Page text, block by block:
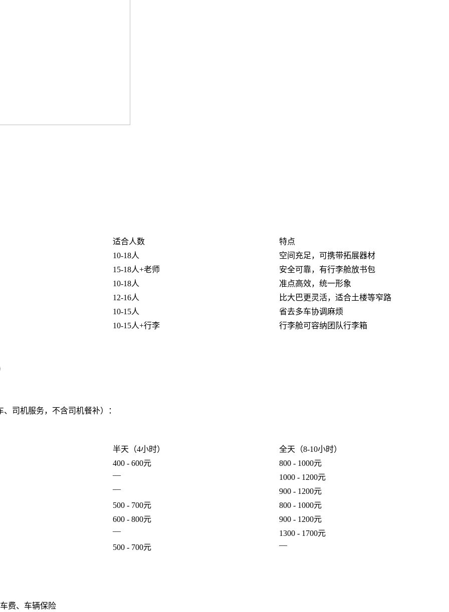
适合人数
特点
10-18人
空间充足，可携带拓展器材
15-18人+老师
安全可靠，有行李舱放书包
10-18人
准点高效，统一形象
12-16人
比大巴更灵活，适合土楼等窄路
10-15人
省去多车协调麻烦
10-15人+行李 行李舱可容纳团队行李箱
司机服务，不含司机餐补）：
半天（4小时）
全天（8-10小时）
400 - 600元
800 - 1000元
—
1000 - 1200元
—
900 - 1200元
500 - 700元
800 - 1000元
600 - 800元
900 - 1200元
—
1300 - 1700元
500 - 700元 —
费、车辆保险